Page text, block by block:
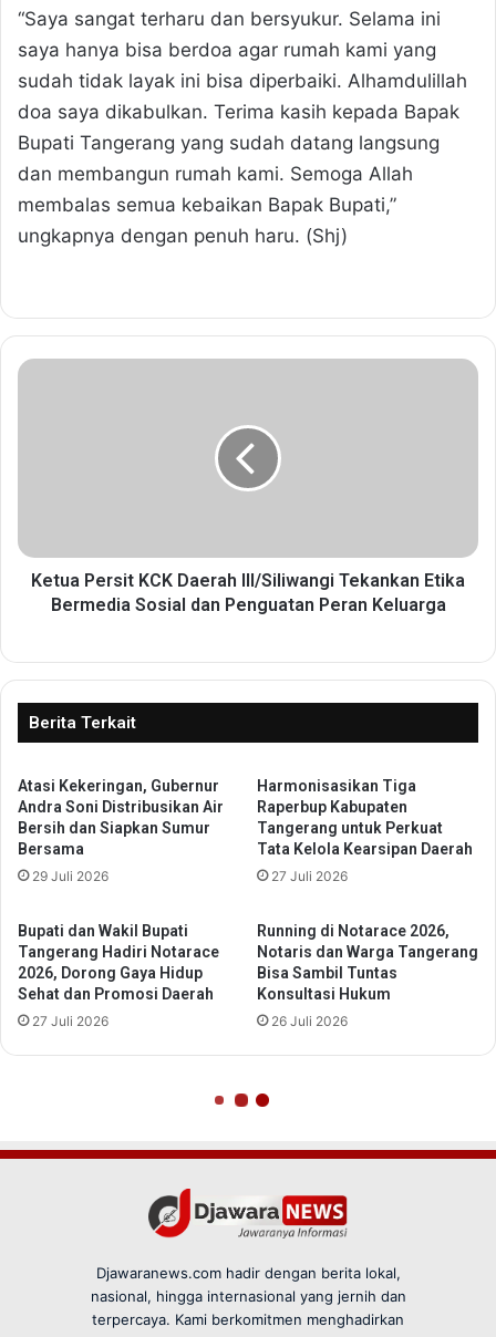
Djawaranews.com hadir dengan berita lokal,
nasional, hingga internasional yang jernih dan
terpercaya. Kami berkomitmen menghadirkan